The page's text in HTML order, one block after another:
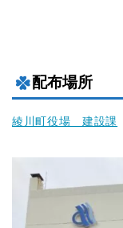
配布場所
綾川町役場 建設課